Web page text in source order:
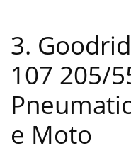
3.
107 205/
e Moto